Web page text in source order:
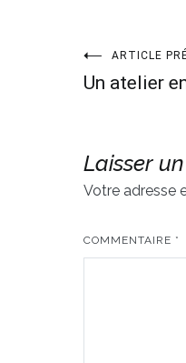
ARTICLE
Un atelier
Laisser
Votre adresse
COMMENTAIRE *